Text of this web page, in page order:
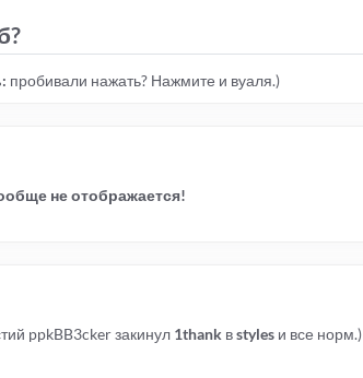
пробивали нажать? Нажмите и вуаля.)
не отображается!
ppkBB3cker закинул 1thank вstyles и все норм.)